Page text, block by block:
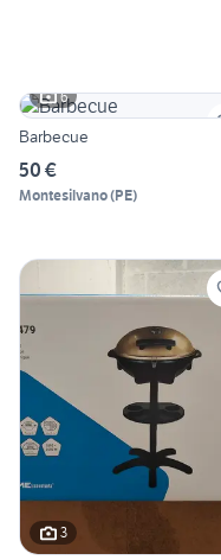
6
Barbecue
50 €
Montesilvano(PE)
3